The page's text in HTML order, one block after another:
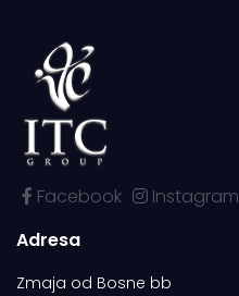
Facebook Instagram
Adresa
Zmaja od Bosne bb